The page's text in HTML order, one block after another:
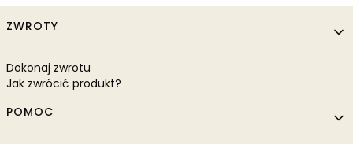
Linki w stopce
ZWROTY
Dokonaj zwrotu
Jak zwrócić produkt?
POMOC